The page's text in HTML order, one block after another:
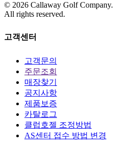
© 2026 Callaway Golf Company.
All rights reserved.
고객센터
고객문의
주문조회
매장찾기
공지사항
제품보증
카탈로그
클럽호젤 조정방법
AS센터 접수 방법 변경